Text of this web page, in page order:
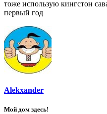
тоже использую кингстон
первый год
Alekxander
Мой дом здесь!